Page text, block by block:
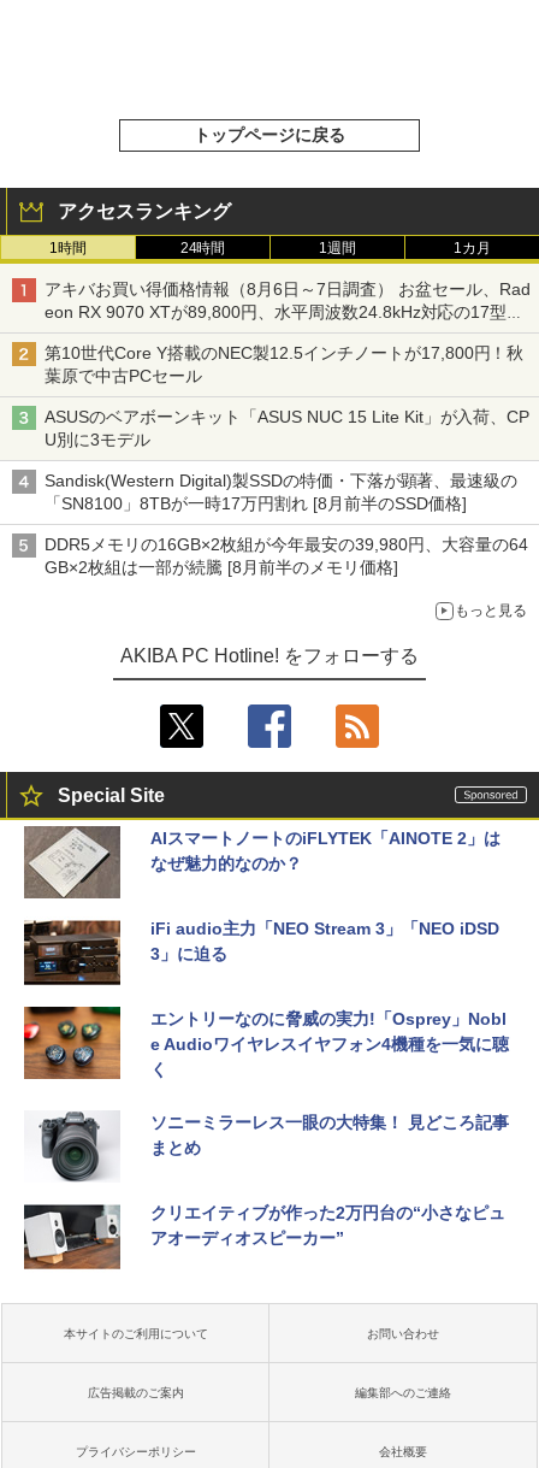
トップページに戻る
アクセスランキング
1時間 24時間 1週間 1カ月
アキバお買い得価格情報（8月6日～7日調査） お盆セール、Rad
eon RX 9070 XTが89,800円、水平周波数24.8kHz対応の17型モ
ニターが9,801円、暑さ指数連動セール ほか
第10世代Core Y搭載のNEC製12.5インチノートが17,800円！秋
葉原で中古PCセール
ASUSのベアボーンキット「ASUS NUC 15 Lite Kit」が入荷、CP
U別に3モデル
Sandisk(Western Digital)製SSDの特価・下落が顕著、最速級の
「SN8100」8TBが一時17万円割れ [8月前半のSSD価格]
DDR5メモリの16GB×2枚組が今年最安の39,980円、大容量の64
GB×2枚組は一部が続騰 [8月前半のメモリ価格]
もっと見る
AKIBA PC Hotline! をフォローする
Special Site
AIスマートノートのiFLYTEK「AINOTE 2」は
なぜ魅力的なのか？
iFi audio主力「NEO Stream 3」「NEO iDSD
3」に迫る
エントリーなのに脅威の実力!「Osprey」Nobl
e Audioワイヤレスイヤフォン4機種を一気に聴
く
ソニーミラーレス一眼の大特集！ 見どころ記事
まとめ
クリエイティブが作った2万円台の“小さなピュ
アオーディオスピーカー”
本サイトのご利用について お問い合わせ
広告掲載のご案内 編集部へのご連絡
プライバシーポリシー 会社概要